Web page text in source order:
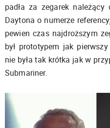
padła za zegarek
Daytona o numerze
pewien czas najdroższym
był prototypem jak
nie była tak krótka jak w
Submariner.